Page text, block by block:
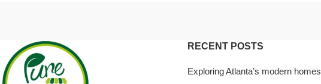
RECENT POSTS
Exploring Atlanta’s modern homes